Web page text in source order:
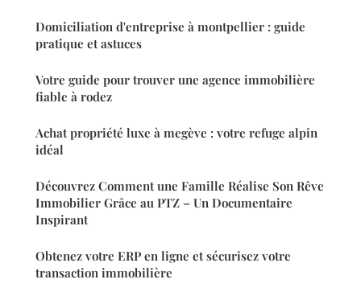
Domiciliation d'entreprise à montpellier : guide
pratique et astuces
Votre guide pour trouver une agence immobilière
fiable à rodez
Achat propriété luxe à megève : votre refuge alpin
idéal
Découvrez Comment une Famille Réalise Son Rêve
Immobilier Grâce au PTZ – Un Documentaire
Inspirant
Obtenez votre ERP en ligne et sécurisez votre
transaction immobilière